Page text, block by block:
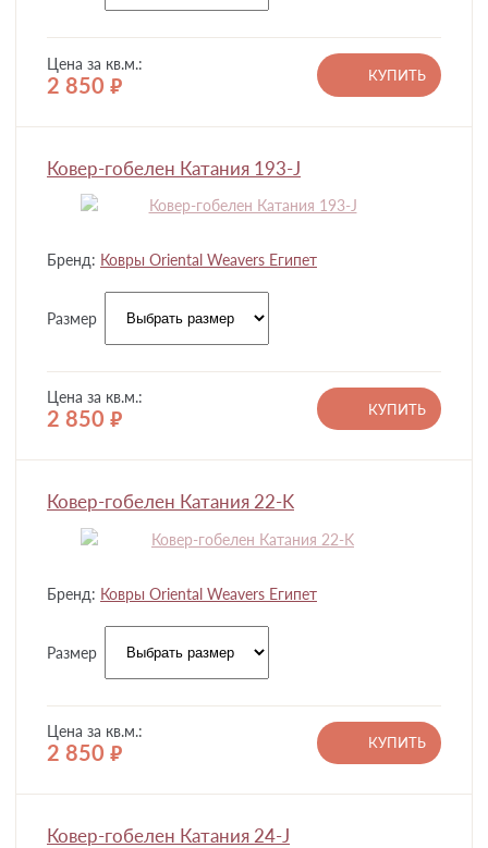
Цена за кв.м.:
2 850 руб.
КУПИТЬ
Ковер-гобелен Катания 193-J
Бренд: Ковры Oriental Weavers Египет
Размер
Цена за кв.м.:
2 850 руб.
КУПИТЬ
Ковер-гобелен Катания 22-K
Бренд: Ковры Oriental Weavers Египет
Размер
Цена за кв.м.:
2 850 руб.
КУПИТЬ
Ковер-гобелен Катания 24-J